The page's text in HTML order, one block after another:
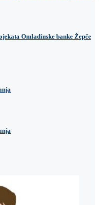
Omladinske banke Žepče